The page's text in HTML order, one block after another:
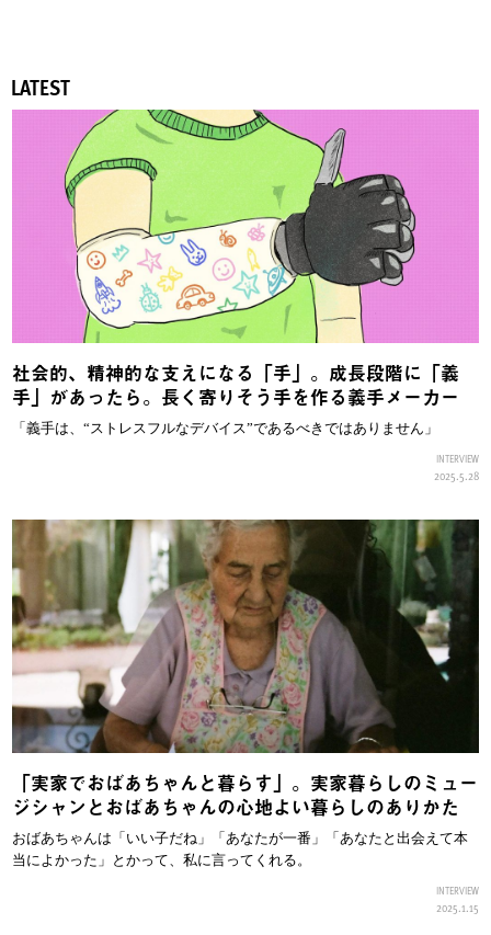
LATEST
社会的、精神的な支えになる「手」。成長段階に「義
手」があったら。長く寄りそう手を作る義手メーカー
「義手は、“ストレスフルなデバイス”であるべきではありません」
INTERVIEW
2025.5.28
「実家でおばあちゃんと暮らす」。実家暮らしのミュー
ジシャンとおばあちゃんの心地よい暮らしのありかた
おばあちゃんは「いい子だね」「あなたが一番」「あなたと出会えて本
当によかった」とかって、私に言ってくれる。
INTERVIEW
2025.1.15